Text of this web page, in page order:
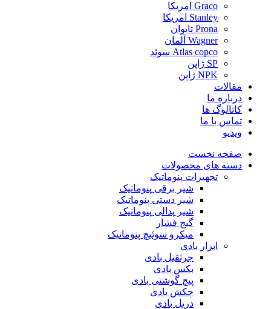
Graco امریکا
Stanley امریکا
Prona تایوان
Wagner آلمان
Atlas copco سوئد
SP ژاپن
NPK ژاپن
مقالات
درباره ما
کاتالوگ ها
تماس با ما
ویدیو
صفحه نخست
دسته های محصولات
تجهیزات پنوماتیک
شیر برقی پنوماتیک
شیر دستی پنوماتیک
شیر پدالی پنوماتیک
گیج فشار
میکرو سوئیچ پنوماتیک
ابزار بادی
جرثقیل بادی
بکس بادی
پیچ گوشتی بادی
چکش بادی
دریل بادی